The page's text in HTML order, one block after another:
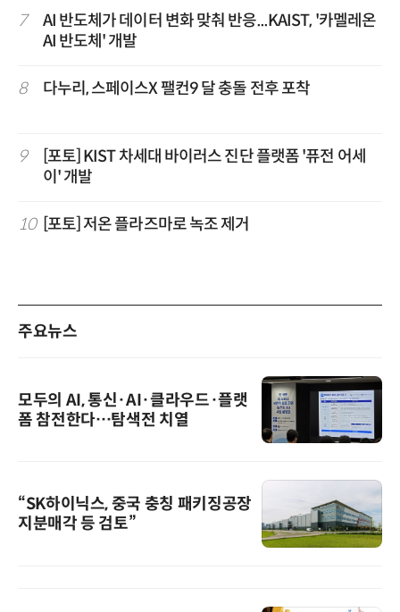
7
AI 반도체가 데이터 변화 맞춰 반응...KAIST, '카멜레온
AI 반도체' 개발
8 다누리, 스페이스X 팰컨9 달 충돌 전후 포착
9
[포토] KIST 차세대 바이러스 진단 플랫폼 '퓨전 어세
이' 개발
10 [포토] 저온 플라즈마로 녹조 제거
주요뉴스
모두의 AI, 통신·AI·클라우드·플랫
폼 참전한다…탐색전 치열
“SK하이닉스, 중국 충칭 패키징공장
지분매각 등 검토”